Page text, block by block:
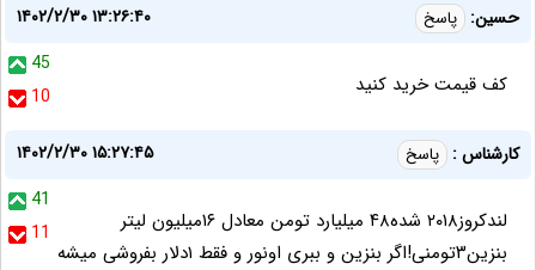
حسین: پاسخ
۱۴۰۲/۲/۳۰ ۱۳:۲۶:۴۰
45
10
کف قیمت خرید کنید
کارشناس : پاسخ
۱۴۰۲/۲/۳۰ ۱۵:۲۷:۴۵
41
11
لندکروز۲۰۱۸ شده۴۸ میلیارد تومن معادل ۱۶میلیون لیتر
بنزین۳تومنی!اگر بنزین و ببری اونور و فقط ۱دلار بفروشی میشه